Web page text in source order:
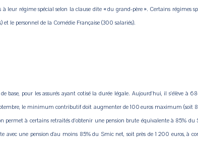
leur régime spécial selon la clause dite « du grand-père ». Certains régimes
et le personnel de la Comédie Française (300 salariés).
pour les assurés ayant cotisé la durée légale. Aujourd'hui, il s'élève à
le minimum contributif doit augmenter de 100 euros maximum
à certains retraités d'obtenir une pension brute équivalente à 85% du
une pension d’au moins 85% du Smic net, soit près de 1 200 euros, à